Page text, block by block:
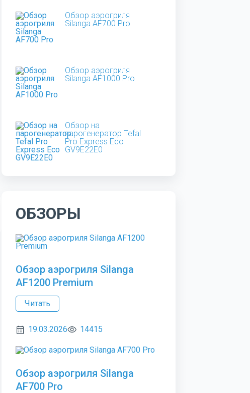
Обзор аэрогриля
Silanga AF700 Pro
Обзор аэрогриля
Silanga AF1000 Pro
Обзор на
парогенератор Tefal
Pro Express Eco
GV9E22E0
ОБЗОРЫ
Обзор аэрогриля Silanga
AF1200 Premium
Читать
19.03.2026 14415
Обзор аэрогриля Silanga
AF700 Pro